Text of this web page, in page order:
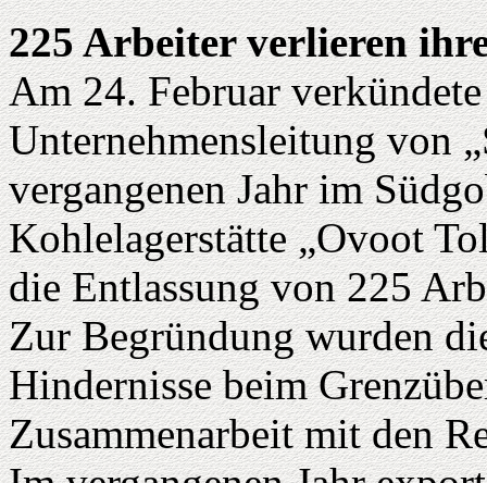
225 Arbeiter verlieren
Am 24. Februar
Unternehmensleitung von
vergangenen Jahr im
Kohlelagerstätte „Ovoot
die Entlassung von 225
Zur Begründung wurden
Hindernisse beim
Zusammenarbeit mit den